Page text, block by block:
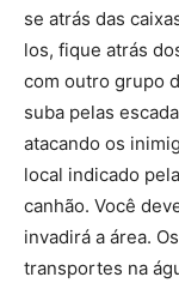
se atrás das
los, fique atrás
com outro grupo
suba pelas
atacando os
local indicado
canhão. Você
invadirá a área.
transportes na